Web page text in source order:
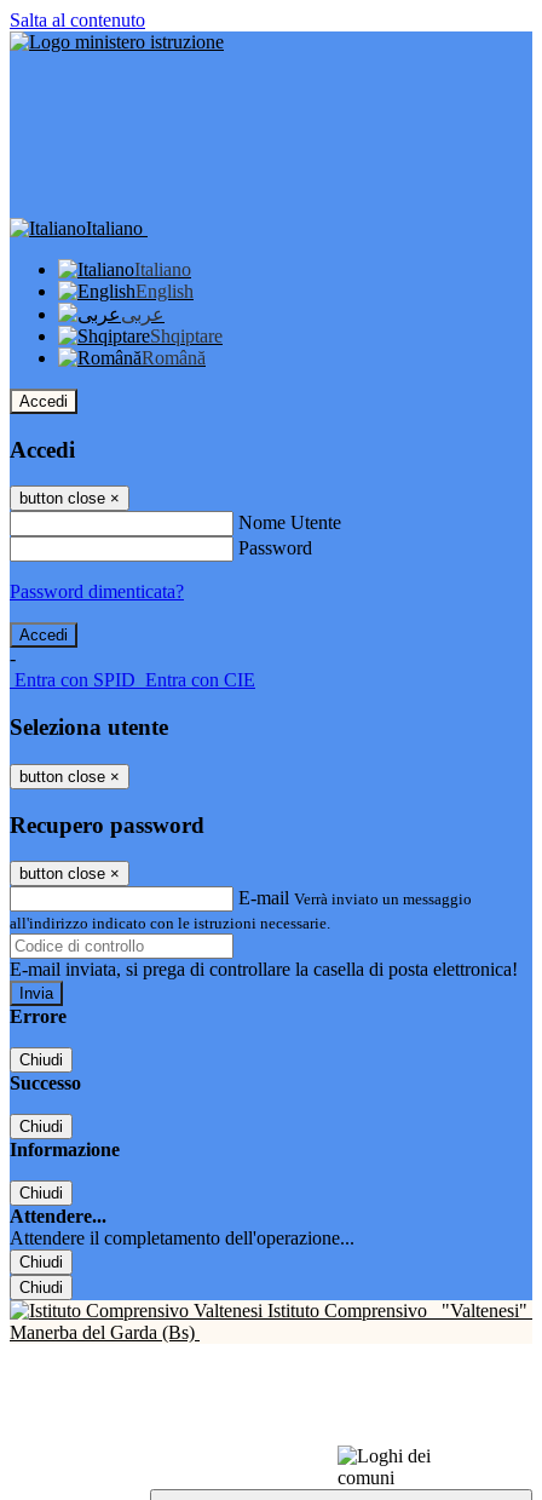
Salta al contenuto
Italiano
Italiano
English
عربى
Shqiptare
Română
Accedi
Accedi
button close ×
Nome Utente
Password
Password dimenticata?
-
Entra con SPID Entra con CIE
Seleziona utente
button close ×
Recupero password
button close ×
E-mail Verrà inviato un messaggio
all'indirizzo indicato con le istruzioni necessarie.
E-mail inviata, si prega di controllare la casella di posta elettronica!
Errore
Chiudi
Successo
Chiudi
Informazione
Chiudi
Attendere...
Attendere il completamento dell'operazione...
Chiudi
Chiudi
Istituto Comprensivo
"Valtenesi"
Manerba del Garda (Bs)